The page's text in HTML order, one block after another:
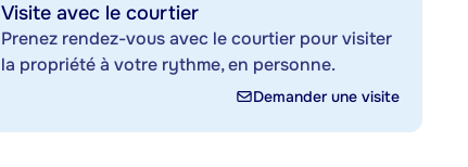
Visite avec le courtier
Prenez rendez-vous avec le courtier pour visiter
la propriété à votre rythme, en personne.
Demander une visite